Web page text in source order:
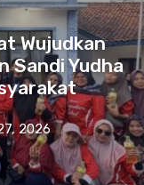
Wujudkan
Sandi Yudha
2026